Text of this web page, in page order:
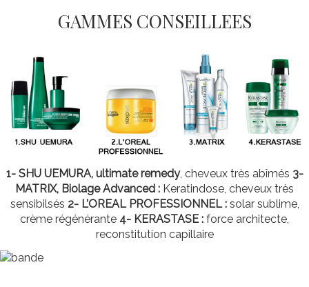
GAMMES CONSEILLEES
1- SHU UEMURA, ultimate remedy, cheveux très abîmés 3-
MATRIX, Biolage Advanced : Keratindose, cheveux très
sensibilsés 2- L’OREAL PROFESSIONNEL :solar sublime,
crème régénérante 4- KERASTASE : force architecte,
reconstitution capillaire